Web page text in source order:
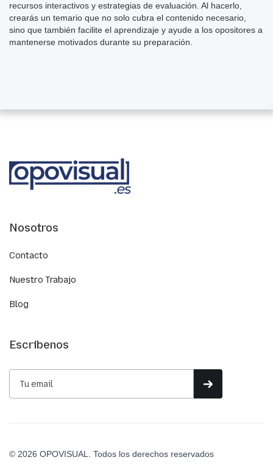
recursos interactivos y estrategias de evaluación. Al hacerlo,
crearás un temario que no solo cubra el contenido necesario,
sino que también facilite el aprendizaje y ayude a los opositores a
mantenerse motivados durante su preparación.
Nosotros
Contacto
Nuestro Trabajo
Blog
Escríbenos
© 2026 OPOVISUAL. Todos los derechos reservados